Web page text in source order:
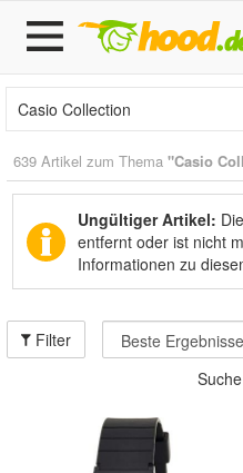
639 Artikel zum Thema "Casio
Ungültiger Artikel:
entfernt oder ist nicht
Informationen zu
Filter